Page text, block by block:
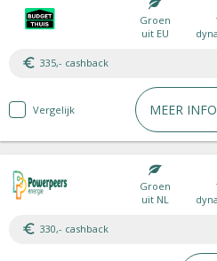
Groen
uit EU
335,- cashback
Vergelijk MEER INFO
Groen
uit NL
330,- cashback